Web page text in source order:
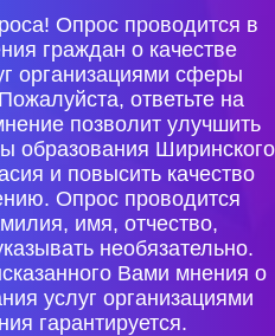
Опрос проводится в
граждан о качестве
организациями сферы
ответьте на
позволит улучшить
образования Ширинского
и повысить качество
Опрос проводится
имя, отчество,
необязательно.
Вами мнения о
услуг организациями
гарантируется.